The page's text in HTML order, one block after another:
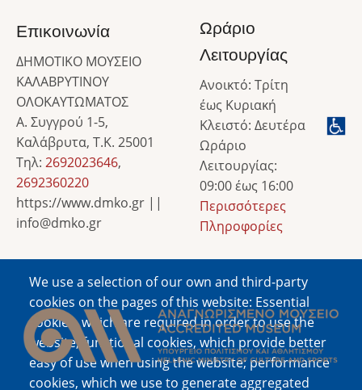
We use a selection of our own and third-party
cookies on the pages of this website: Essential
cookies, which are required in order to use the
website; functional cookies, which provide better
easy of use when using the website; performance
cookies, which we use to generate aggregated
Επικοινωνία
ΔΗΜΟΤΙΚΟ ΜΟΥΣΕΙΟ
ΚΑΛΑΒΡΥΤΙΝΟΥ
ΟΛΟΚΑΥΤΩΜΑΤΟΣ
Α. Συγγρού 1-5,
Καλάβρυτα, Τ.Κ. 25001
Τηλ: 2692023646,
2692360220
https://www.dmko.gr ||
info@dmko.gr
Ωράριο
Λειτουργίας
Ανοικτό: Τρίτη
έως Κυριακή
Κλειστό: Δευτέρα
Ωράριο
Λειτουργίας:
09:00 έως 16:00
Περισσότερες
Πληροφορίες
Image